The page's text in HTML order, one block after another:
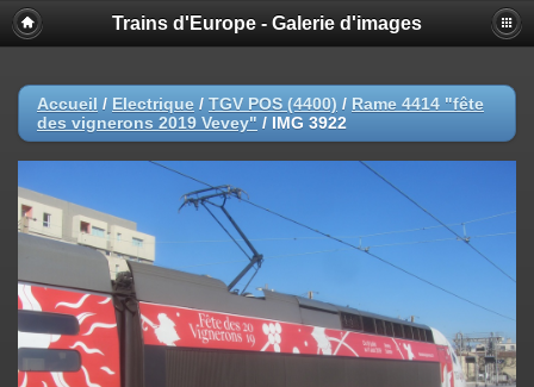
Trains d'Europe - Galerie d'images
Accueil / Electrique / TGV POS (4400) / Rame 4414 "fête
des vignerons 2019 Vevey" / IMG 3922